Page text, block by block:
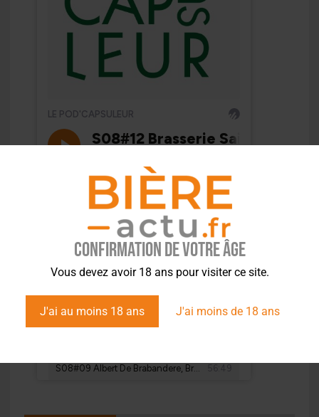
Confirmation de votre âge
Vous devez avoir 18 ans pour visiter ce site.
J'ai au moins 18 ans J'ai moins de 18 ans